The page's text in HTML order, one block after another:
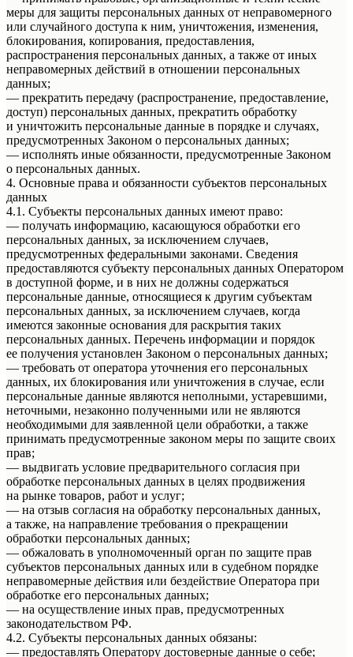
меры для защиты персональных данных от неправомерного
или случайного доступа к ним, уничтожения, изменения,
блокирования, копирования, предоставления,
распространения персональных данных, а также от иных
неправомерных действий в отношении персональных
данных;
— прекратить передачу (распространение, предоставление,
доступ) персональных данных, прекратить обработку
и уничтожить персональные данные в порядке и случаях,
предусмотренных Законом о персональных данных;
— исполнять иные обязанности, предусмотренные Законом
о персональных данных.
4. Основные права и обязанности субъектов персональных
данных
4.1. Субъекты персональных данных имеют право:
— получать информацию, касающуюся обработки его
персональных данных, за исключением случаев,
предусмотренных федеральными законами. Сведения
предоставляются субъекту персональных данных Оператором
в доступной форме, и в них не должны содержаться
персональные данные, относящиеся к другим субъектам
персональных данных, за исключением случаев, когда
имеются законные основания для раскрытия таких
персональных данных. Перечень информации и порядок
ее получения установлен Законом о персональных данных;
— требовать от оператора уточнения его персональных
данных, их блокирования или уничтожения в случае, если
персональные данные являются неполными, устаревшими,
неточными, незаконно полученными или не являются
необходимыми для заявленной цели обработки, а также
принимать предусмотренные законом меры по защите своих
прав;
— выдвигать условие предварительного согласия при
обработке персональных данных в целях продвижения
на рынке товаров, работ и услуг;
— на отзыв согласия на обработку персональных данных,
а также, на направление требования о прекращении
обработки персональных данных;
— обжаловать в уполномоченный орган по защите прав
субъектов персональных данных или в судебном порядке
неправомерные действия или бездействие Оператора при
обработке его персональных данных;
— на осуществление иных прав, предусмотренных
законодательством РФ.
4.2. Субъекты персональных данных обязаны:
— предоставлять Оператору достоверные данные о себе;